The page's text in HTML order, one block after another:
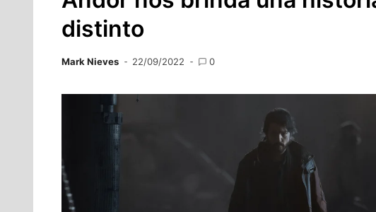
distinto
Mark Nieves 22/09/2022 0